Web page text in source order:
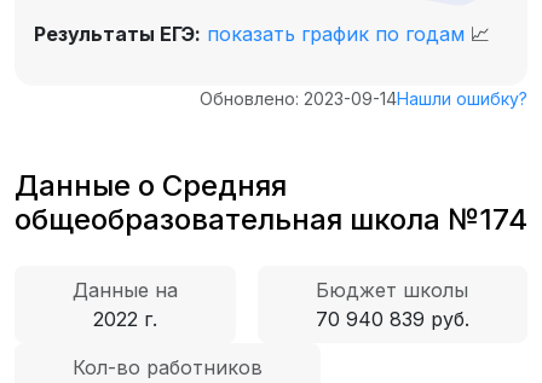
Результаты ЕГЭ: показать график по годам 📈
Обновлено: 2023-09-14Нашли ошибку?
Данные о Средняя
общеобразовательная школа №174
Данные на
2022 г.
Бюджет школы
70 940 839 руб.
Кол-во работников